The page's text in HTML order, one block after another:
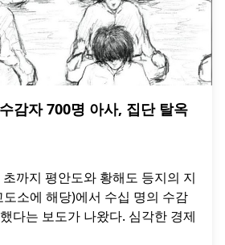
감자 700명 아사, 집단 탈옥
까지 평안도와 황해도 등지의 지
소에 해당)에서 수십 명의 수감
다는 보도가 나왔다. 심각한 경제